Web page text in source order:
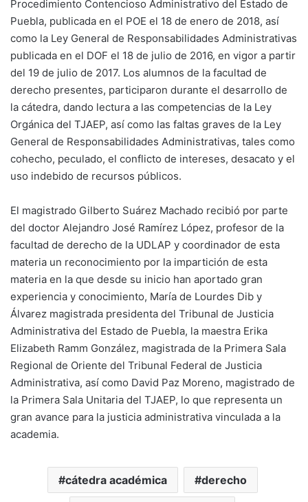
Procedimiento Contencioso Administrativo del Estado de
Puebla, publicada en el POE el 18 de enero de 2018, así
como la Ley General de Responsabilidades Administrativas
publicada en el DOF el 18 de julio de 2016, en vigor a partir
del 19 de julio de 2017. Los alumnos de la facultad de
derecho presentes, participaron durante el desarrollo de
la cátedra, dando lectura a las competencias de la Ley
Orgánica del TJAEP, así como las faltas graves de la Ley
General de Responsabilidades Administrativas, tales como
cohecho, peculado, el conflicto de intereses, desacato y el
uso indebido de recursos públicos.
El magistrado Gilberto Suárez Machado recibió por parte
del doctor Alejandro José Ramírez López, profesor de la
facultad de derecho de la UDLAP y coordinador de esta
materia un reconocimiento por la impartición de esta
materia en la que desde su inicio han aportado gran
experiencia y conocimiento, María de Lourdes Dib y
Álvarez magistrada presidenta del Tribunal de Justicia
Administrativa del Estado de Puebla, la maestra Erika
Elizabeth Ramm González, magistrada de la Primera Sala
Regional de Oriente del Tribunal Federal de Justicia
Administrativa, así como David Paz Moreno, magistrado de
la Primera Sala Unitaria del TJAEP, lo que representa un
gran avance para la justicia administrativa vinculada a la
academia.
cátedra académica derecho